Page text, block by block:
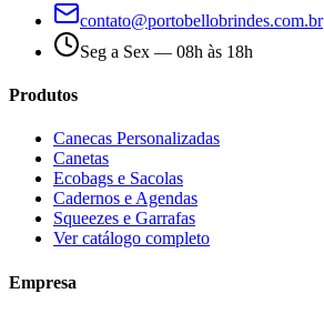
contato@portobellobrindes.com.br
Seg a Sex — 08h às 18h
Produtos
Canecas Personalizadas
Canetas
Ecobags e Sacolas
Cadernos e Agendas
Squeezes e Garrafas
Ver catálogo completo
Empresa